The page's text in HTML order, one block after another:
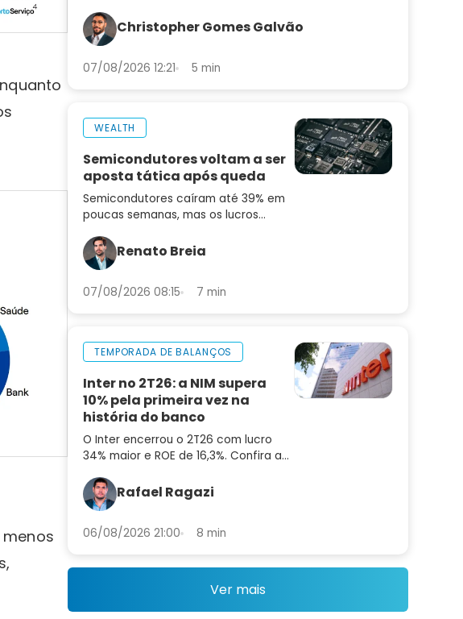
no radarChristopher Gomes Galvão
07/08/2026 12:21 5 min
WEALTH
Semicondutores voltam a ser
aposta tática após queda
Semicondutores caíram até 39% em
poucas semanas, mas os lucros
setor pode ser uma oportunidade
agora
Renato Breia
07/08/2026 08:15 7 min
TEMPORADA DE BALANÇOS
Inter no 2T26: a NIM supera
10% pela primeira vez na
história do banco
O Inter encerrou o 2T26 com lucro
34% maior e ROE de 16,3%. Confira a
para INBR32Rafael Ragazi
06/08/2026 21:00 8 min
Ver mais